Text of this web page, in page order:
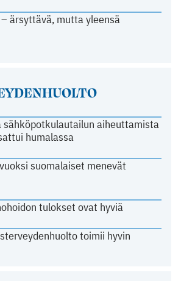
ärsyttävä, mutta yleensä
aiheuttamista
humalassa
suomalaiset menevät
tulokset ovat hyviä
toimii hyvin